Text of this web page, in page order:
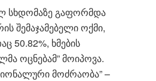
სხდომაზე გაფორმდა
შემაჯამებელი ოქმი,
50.82%, ხმების
ოცნებამ” მოიპოვა.
მოძრაობა” –